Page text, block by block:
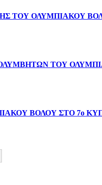
ΤΟΥ ΟΛΥΜΠΙΑΚΟΥ
ΤΟΥ
ΒΟΛΟΥ ΣΤΟ 7ο